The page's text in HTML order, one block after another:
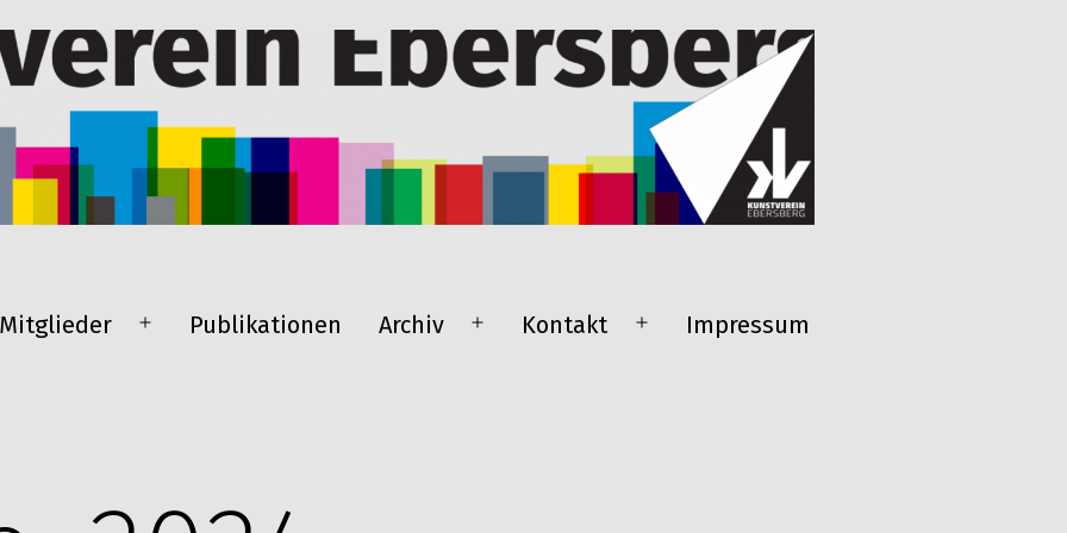
Mitglieder
Menü Publikationen Archiv
Menü Kontakt
Menü Impressum